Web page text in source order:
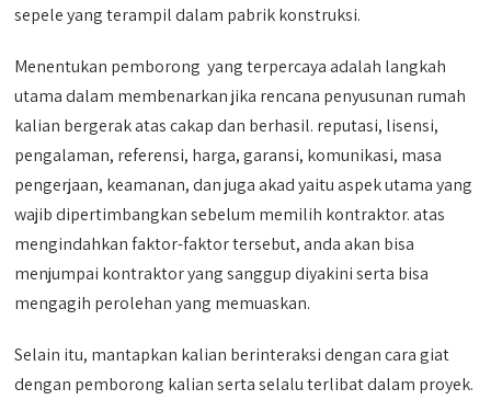
sepele yang terampil dalam pabrik konstruksi.
Menentukan pemborong yang terpercaya adalah langkah
utama dalam membenarkan jika rencana penyusunan rumah
kalian bergerak atas cakap dan berhasil. reputasi, lisensi,
pengalaman, referensi, harga, garansi, komunikasi, masa
pengerjaan, keamanan, dan juga akad yaitu aspek utama yang
wajib dipertimbangkan sebelum memilih kontraktor. atas
mengindahkan faktor-faktor tersebut, anda akan bisa
menjumpai kontraktor yang sanggup diyakini serta bisa
mengagih perolehan yang memuaskan.
Selain itu, mantapkan kalian berinteraksi dengan cara giat
dengan pemborong kalian serta selalu terlibat dalam proyek.